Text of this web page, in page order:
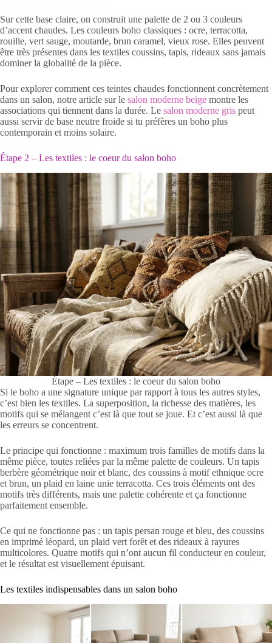
Sur cette base claire, on construit une palette de 2 ou 3 couleurs
d’accent chaudes. Les couleurs boho classiques : ocre, terracotta,
rouille, vert sauge, moutarde, brun caramel, vieux rose. Elles peuvent
être très présentes dans les textiles coussins, tapis, rideaux sans jamais
dominer la globalité de la pièce.
Pour explorer comment ces teintes chaudes fonctionnent concrètement
dans un salon, notre article sur le salon moderne beige montre les
associations qui tiennent dans la durée. Le salon moderne gris peut
aussi servir de base neutre froide si tu préfères un boho plus
contemporain et moins solaire.
Étape 2 – Les textiles : le coeur du salon boho
Étape – Les textiles : le coeur du salon boho
Si le boho a une signature unique par rapport à tous les autres styles,
c’est bien les textiles. La superposition, la richesse des matières, les
motifs qui se mélangent c’est là que tout se joue. Et c’est aussi là que
les erreurs se concentrent.
Le principe qui fonctionne : maximum trois familles de motifs dans la
même pièce, toutes reliées par la même palette de couleurs. Un tapis
berbère géométrique noir et blanc, des coussins à motif ethnique ocre
et brun, un plaid en laine unie terracotta. Ces trois éléments ont des
motifs très différents, mais une palette cohérente et ça fonctionne
parfaitement ensemble.
Ce qui ne fonctionne pas : un tapis persan rouge et bleu, des coussins
en imprimé léopard, un plaid vert forêt et des rideaux à rayures
multicolores. Quatre motifs qui n’ont aucun fil conducteur en couleur,
et le résultat est visuellement épuisant.
Les textiles indispensables dans un salon boho